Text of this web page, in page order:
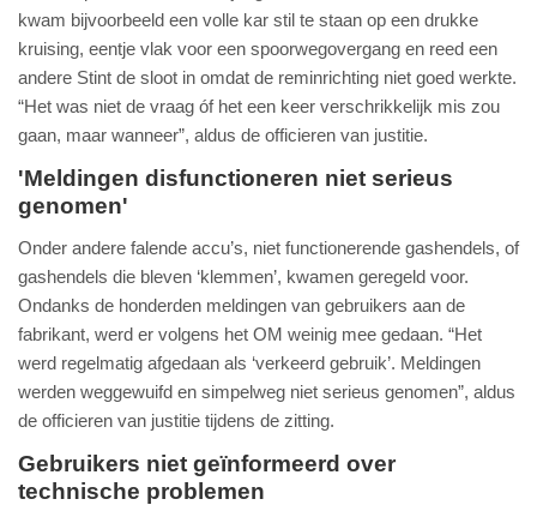
kwam bijvoorbeeld een volle kar stil te staan op een drukke
kruising, eentje vlak voor een spoorwegovergang en reed een
andere Stint de sloot in omdat de reminrichting niet goed werkte.
“Het was niet de vraag óf het een keer verschrikkelijk mis zou
gaan, maar wanneer”, aldus de officieren van justitie.
'Meldingen disfunctioneren niet serieus
genomen'
Onder andere falende accu’s, niet functionerende gashendels, of
gashendels die bleven ‘klemmen’, kwamen geregeld voor.
Ondanks de honderden meldingen van gebruikers aan de
fabrikant, werd er volgens het OM weinig mee gedaan. “Het
werd regelmatig afgedaan als ‘verkeerd gebruik’. Meldingen
werden weggewuifd en simpelweg niet serieus genomen”, aldus
de officieren van justitie tijdens de zitting.
Gebruikers niet geïnformeerd over
technische problemen